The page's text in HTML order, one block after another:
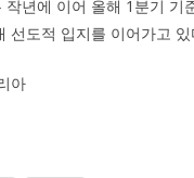
년에 이어 올해 1분기
선도적 입지를 이어가고 있
아